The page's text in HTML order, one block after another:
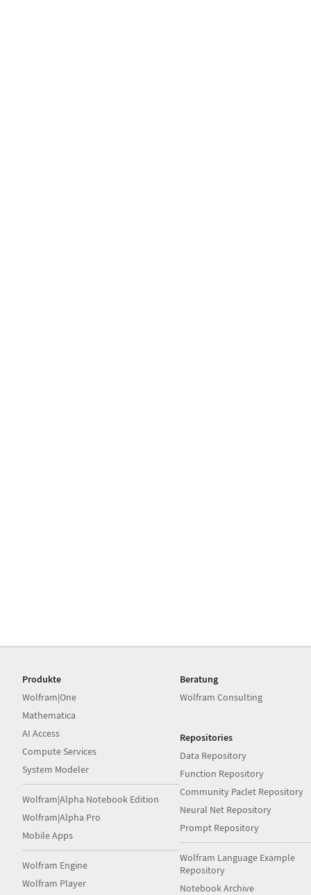
Produkte
Wolfram|One
Mathematica
AI Access
Compute Services
System Modeler
Wolfram|Alpha Notebook Edition
Wolfram|Alpha Pro
Mobile Apps
Wolfram Engine
Wolfram Player
Beratung
Wolfram Consulting
Repositories
Data Repository
Function Repository
Community Paclet Repository
Neural Net Repository
Prompt Repository
Wolfram Language Example
Repository
Notebook Archive